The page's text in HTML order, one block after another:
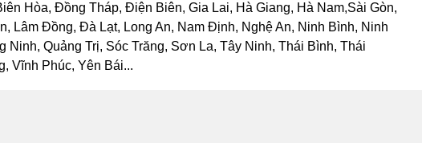
Hòa, Đồng Tháp, Điện Biên, Gia Lai, Hà Giang, Hà Nam,Sài Gòn,
Lâm Đồng, Đà Lạt, Long An, Nam Định, Nghệ An, Ninh Bình, Ninh
Quảng Trị, Sóc Trăng, Sơn La, Tây Ninh, Thái Bình, Thái
Vĩnh Phúc, Yên Bái...